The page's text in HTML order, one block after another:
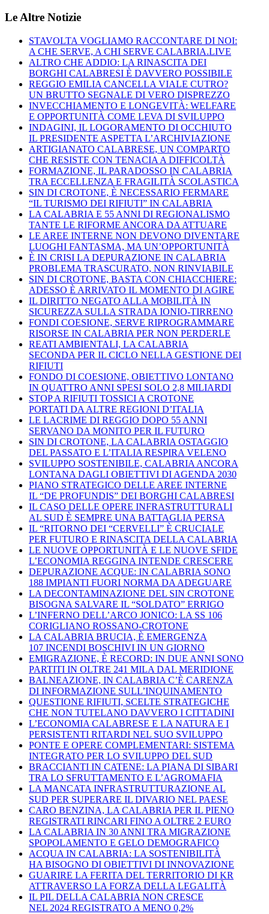
Le Altre Notizie
STAVOLTA VOGLIAMO RACCONTARE DI NOI:
A CHE SERVE, A CHI SERVE CALABRIA.LIVE
ALTRO CHE ADDIO: LA RINASCITA DEI
BORGHI CALABRESI È DAVVERO POSSIBILE
REGGIO EMILIA CANCELLA VIALE CUTRO?
UN BRUTTO SEGNALE DI VERO DISPREZZO
INVECCHIAMENTO E LONGEVITÀ: WELFARE
E OPPORTUNITÀ COME LEVA DI SVILUPPO
INDAGINI, IL LOGORAMENTO DI OCCHIUTO
IL PRESIDENTE ASPETTA L’ARCHIVIAZIONE
ARTIGIANATO CALABRESE, UN COMPARTO
CHE RESISTE CON TENACIA A DIFFICOLTÀ
FORMAZIONE, IL PARADOSSO IN CALABRIA
TRA ECCELLENZA E FRAGILITÀ SCOLASTICA
SIN DI CROTONE, È NECESSARIO FERMARE
“IL TURISMO DEI RIFIUTI” IN CALABRIA
LA CALABRIA E 55 ANNI DI REGIONALISMO
TANTE LE RIFORME ANCORA DA ATTUARE
LE AREE INTERNE NON DEVONO DIVENTARE
LUOGHI FANTASMA, MA UN’OPPORTUNITÀ
È IN CRISI LA DEPURAZIONE IN CALABRIA
PROBLEMA TRASCURATO, NON RINVIABILE
SIN DI CROTONE, BASTA CON CHIACCHIERE:
ADESSO È ARRIVATO IL MOMENTO DI AGIRE
IL DIRITTO NEGATO ALLA MOBILITÀ IN
SICUREZZA SULLA STRADA IONIO-TIRRENO
FONDI COESIONE, SERVE RIPROGRAMMARE
RISORSE IN CALABRIA PER NON PERDERLE
REATI AMBIENTALI, LA CALABRIA
SECONDA PER IL CICLO NELLA GESTIONE DEI
RIFIUTI
FONDO DI COESIONE, OBIETTIVO LONTANO
IN QUATTRO ANNI SPESI SOLO 2,8 MILIARDI
STOP A RIFIUTI TOSSICI A CROTONE
PORTATI DA ALTRE REGIONI D’ITALIA
LE LACRIME DI REGGIO DOPO 55 ANNI
SERVANO DA MONITO PER IL FUTURO
SIN DI CROTONE, LA CALABRIA OSTAGGIO
DEL PASSATO E L’ITALIA RESPIRA VELENO
SVILUPPO SOSTENIBILE, CALABRIA ANCORA
LONTANA DAGLI OBIETTIVI DI AGENDA 2030
PIANO STRATEGICO DELLE AREE INTERNE
IL “DE PROFUNDIS” DEI BORGHI CALABRESI
IL CASO DELLE OPERE INFRASTRUTTURALI
AL SUD È SEMPRE UNA BATTAGLIA PERSA
IL “RITORNO DEI “CERVELLI” È CRUCIALE
PER FUTURO E RINASCITA DELLA CALABRIA
LE NUOVE OPPORTUNITÀ E LE NUOVE SFIDE
L’ECONOMIA REGGINA INTENDE CRESCERE
DEPURAZIONE ACQUE: IN CALABRIA SONO
188 IMPIANTI FUORI NORMA DA ADEGUARE
LA DECONTAMINAZIONE DEL SIN CROTONE
BISOGNA SALVARE IL “SOLDATO” ERRIGO
L’INFERNO DELL’ARCO JONICO: LA SS 106
CORIGLIANO ROSSANO-CROTONE
LA CALABRIA BRUCIA, È EMERGENZA
107 INCENDI BOSCHIVI IN UN GIORNO
EMIGRAZIONE, È RECORD: IN DUE ANNI SONO
PARTITI IN OLTRE 241 MILA DAL MERIDIONE
BALNEAZIONE, IN CALABRIA C’È CARENZA
DI INFORMAZIONE SULL’INQUINAMENTO
QUESTIONE RIFIUTI, SCELTE STRATEGICHE
CHE NON TUTELANO DAVVERO I CITTADINI
L’ECONOMIA CALABRESE E LA NATURA E I
PERSISTENTI RITARDI NEL SUO SVILUPPO
PONTE E OPERE COMPLEMENTARI: SISTEMA
INTEGRATO PER LO SVILUPPO DEL SUD
BRACCIANTI IN CATENE: LA PIANA DI SIBARI
TRA LO SFRUTTAMENTO E L’AGROMAFIA
LA MANCATA INFRASTRUTTURAZIONE AL
SUD PER SUPERARE IL DIVARIO NEL PAESE
CARO BENZINA, LA CALABRIA PER IL PIENO
REGISTRATI RINCARI FINO A OLTRE 2 EURO
LA CALABRIA IN 30 ANNI TRA MIGRAZIONE
SPOPOLAMENTO E GELO DEMOGRAFICO
ACQUA IN CALABRIA: LA SOSTENIBILITÀ
HA BISOGNO DI OBIETTIVI DI INNOVAZIONE
GUARIRE LA FERITA DEL TERRITORIO DI KR
ATTRAVERSO LA FORZA DELLA LEGALITÀ
IL PIL DELLA CALABRIA NON CRESCE
NEL 2024 REGISTRATO A MENO 0,2%